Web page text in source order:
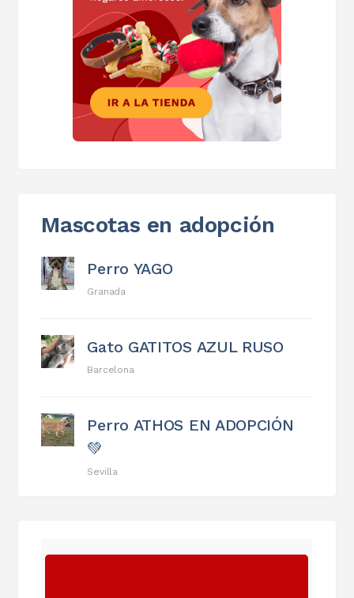
Mascotas en adopción
Perro YAGO
Granada
Gato GATITOS AZUL RUSO
Barcelona
Perro ATHOS EN ADOPCIÓN
💚
Sevilla